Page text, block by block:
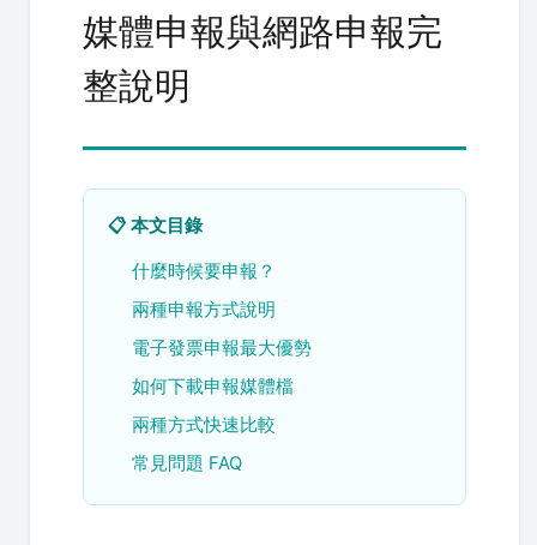
媒體申報與網路申報完
整說明
📋 本文目錄
什麼時候要申報？
兩種申報方式說明
電子發票申報最大優勢
如何下載申報媒體檔
兩種方式快速比較
常見問題 FAQ